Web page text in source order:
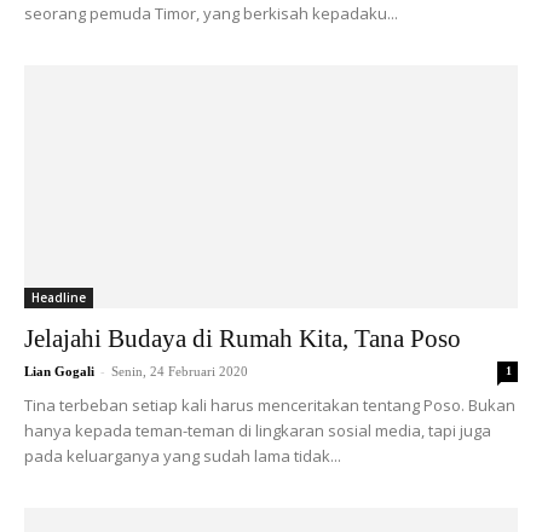
seorang pemuda Timor, yang berkisah kepadaku...
Headline
Jelajahi Budaya di Rumah Kita, Tana Poso
Lian Gogali - Senin, 24 Februari 2020 1
Tina terbeban setiap kali harus menceritakan tentang Poso. Bukan
hanya kepada teman-teman di lingkaran sosial media, tapi juga
pada keluarganya yang sudah lama tidak...